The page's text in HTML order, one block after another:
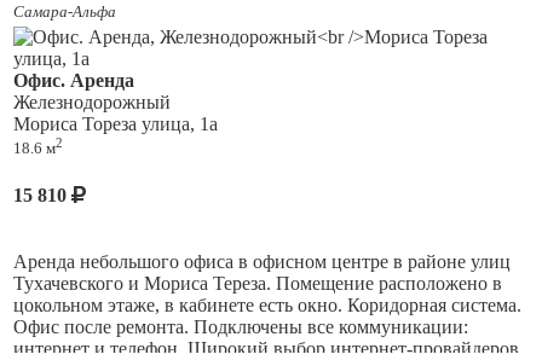
Арендатору предоставляется место для парковки у входа в
здание. Имеется круглосуточная охрана, действует
пропускная система. Есть возможность предоставления
мебели.
Здание обслуживается управляющей компанией. Аренда с
НДС, в стоимость аренды не входят коммунальные платежи.
Самара-Альфа
Офис. Аренда
Железнодорожный
Мориса Тореза улица, 1а
18.6 м2
15 810
Аренда небольшого офиса в офисном центре в районе улиц
Тухачевского и Мориса Тереза. Помещение расположено в
цокольном этаже, в кабинете есть окно. Коридорная система.
Офис после ремонта. Подключены все коммуникации:
интернет и телефон. Широкий выбор интернет-провайдеров.